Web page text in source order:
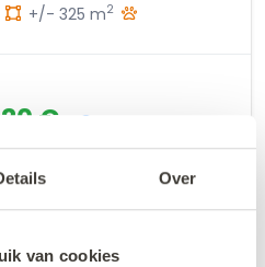
Over
van cookies
+/- 325 m2
€
buchen